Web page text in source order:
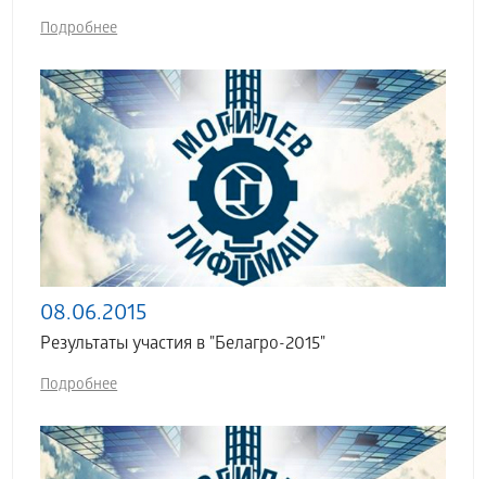
Подробнее
08.06.2015
Результаты участия в "Белагро-2015"
Подробнее